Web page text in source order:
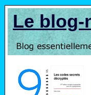
Le blog-